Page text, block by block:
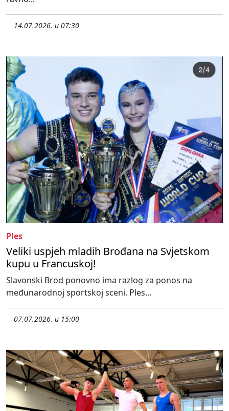
14.07.2026. u 07:30
Ples
Veliki uspjeh mladih Brođana na Svjetskom
kupu u Francuskoj!
Slavonski Brod ponovno ima razlog za ponos na
međunarodnoj sportskoj sceni. Ples...
07.07.2026. u 15:00